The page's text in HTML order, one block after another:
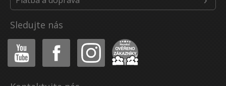
Sledujte nás
Youtube Facebook Instagram Heureka